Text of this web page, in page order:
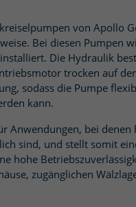
von Apollo
Bei diesen Pumpen
Die Hydraulik
trocken auf
sodass die Pumpe
kann.
Anwendungen, bei
sind, und stellt somit
hohe
zugänglichen